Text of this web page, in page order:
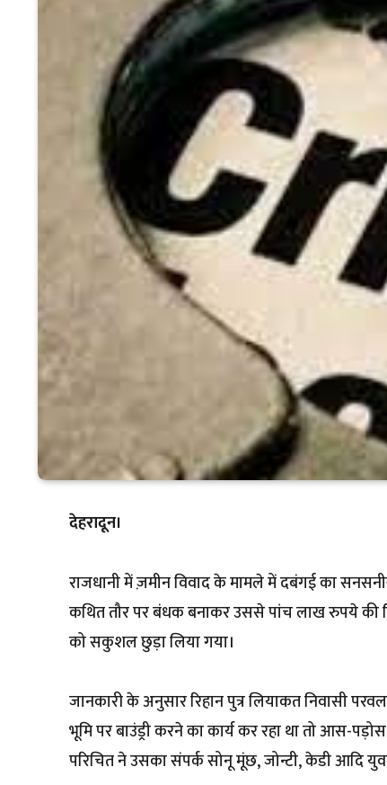
देहरादून।
राजधानी में ज़मीन विवाद के मामले में दबंगई का
कथित तौर पर बंधक बनाकर उससे पांच लाख रुपये की
को सकुशल छुड़ा लिया गया।
जानकारी के अनुसार रिहान पुत्र लियाकत निवासी
भूमि पर बाउंड्री करने का कार्य कर रहा था तो आस-
परिचित ने उसका संपर्क सोनू मूंछ, जोन्टी, केडी आदि